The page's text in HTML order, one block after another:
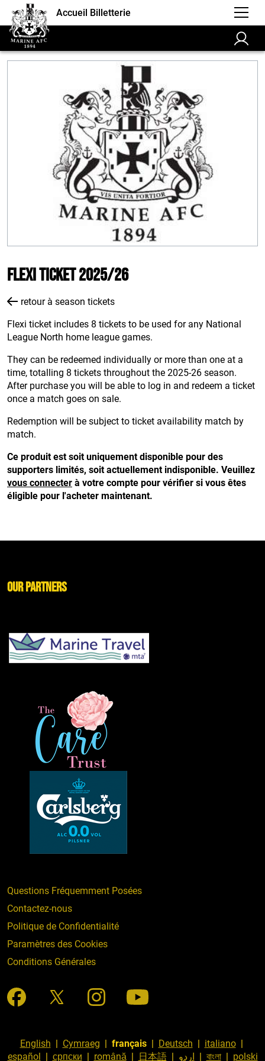
Accueil Billetterie
Flexi Ticket 2025/26
retour à season tickets
Flexi ticket includes 8 tickets to be used for any National
League North home league games.
They can be redeemed individually or more than one at a
time, totalling 8 tickets throughout the 2025-26 season.
After purchase you will be able to log in and redeem a ticket
once a match goes on sale.
Redemption will be subject to ticket availability match by
match.
Ce produit est soit uniquement disponible pour des
supporters limités, soit actuellement indisponible. Veuillez
vous connecter à votre compte pour vérifier si vous êtes
éligible pour l'acheter maintenant.
Questions Fréquemment Posées
Contactez-nous
Politique de Confidentialité
Paramètres des Cookies
Conditions Générales
Our Partners
English | Cymraeg | français| Deutsch | italiano|
español | српски | română| 日本語| اردو | বাংলা| polski